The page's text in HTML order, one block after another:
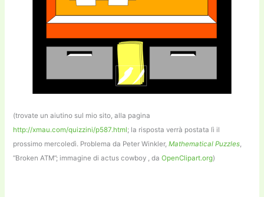
(trovate un aiutino sul mio sito, alla pagina
http://xmau.com/quizzini/p587.html; la risposta verrà postata lì il
prossimo mercoledì. Problema da Peter Winkler,Mathematical Puzzles,
“Broken ATM”; immagine di actus cowboy , daOpenClipart.org)